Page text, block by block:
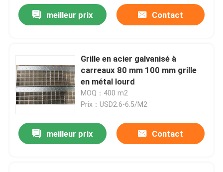
meilleur prix Contact
Grille en acier galvanisé à
carreaux 80 mm 100 mm grille
en métal lourd
MOQ：400 m2
Prix：USD2.6-6.5/M2
meilleur prix Contact